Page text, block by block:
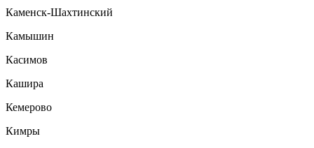
Каменск-Шахтинский
Камышин
Касимов
Кашира
Кемерово
Кимры